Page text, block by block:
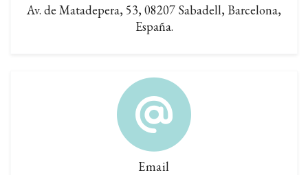
Av. de Matadepera, 53, 08207 Sabadell, Barcelona,
España.
Email